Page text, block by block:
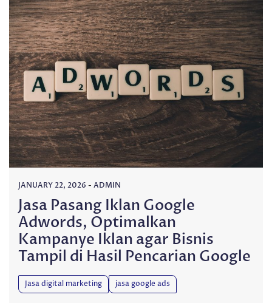
JANUARY 22, 2026 - ADMIN
Jasa Pasang Iklan Google
Adwords, Optimalkan
Kampanye Iklan agar Bisnis
Tampil di Hasil Pencarian Google
Jasa digital marketing jasa google ads